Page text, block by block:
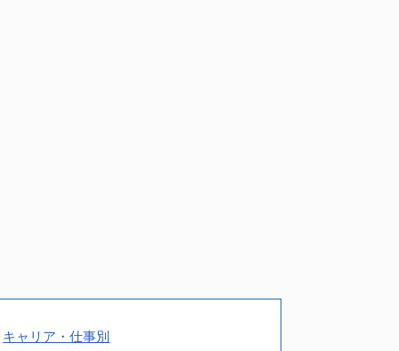
キャリア・仕事別